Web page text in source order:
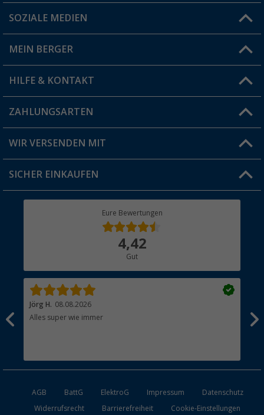
Du hast eine Frage?
Filiale finden
SOZIALE MEDIEN
MEIN BERGER
Vorteilskarte
Blog
Jobs & Karriere
HILFE & KONTAKT
FAQ & Kontakt
Versandinformationen
Rücksendung
ZAHLUNGSARTEN
WIR VERSENDEN MIT
SICHER EINKAUFEN
Eure Bewertungen
4,42
Gut
Jörg H. 08.08.2026
Alles super wie immer
AGB BattG ElektroG Impressum
Datenschutz
Widerrufsrecht
Barrierefreiheit Cookie-Einstellungen